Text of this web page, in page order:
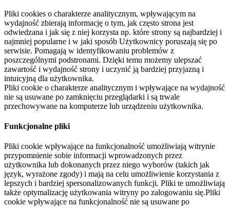
Pliki cookies o charakterze analitycznym, wpływającym na
wydajność zbierają informację o tym, jak często strona jest
odwiedzana i jak się z niej korzysta np. które strony są najbardziej i
najmniej popularne i w jaki sposób Użytkownicy poruszają się po
serwisie. Pomagają w identyfikowaniu problemów z
poszczególnymi podstronami. Dzięki temu możemy ulepszać
zawartość i wydajność strony i uczynić ją bardziej przyjazną i
intuicyjną dla użytkownika.
Pliki cookie o charakterze analitycznym i wpływające na wydajność
nie są usuwane po zamknięciu przeglądarki i są trwale
przechowywane na komputerze lub urządzeniu użytkownika.
Funkcjonalne pliki
Pliki cookie wpływające na funkcjonalność umożliwiają witrynie
przypomnienie sobie informacji wprowadzonych przez
użytkownika lub dokonanych przez niego wyborów (takich jak
język, wyrażone zgody) i mają na celu umożliwienie korzystania z
lepszych i bardziej spersonalizowanych funkcji. Pliki te umożliwiają
także optymalizację użytkowania witryny po zalogowaniu się.Pliki
cookie wpływające na funkcjonalność nie są usuwane po